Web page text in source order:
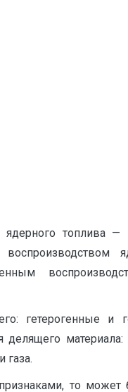
ядерного топлива —
гетерогенные и
делящего
газа.
то